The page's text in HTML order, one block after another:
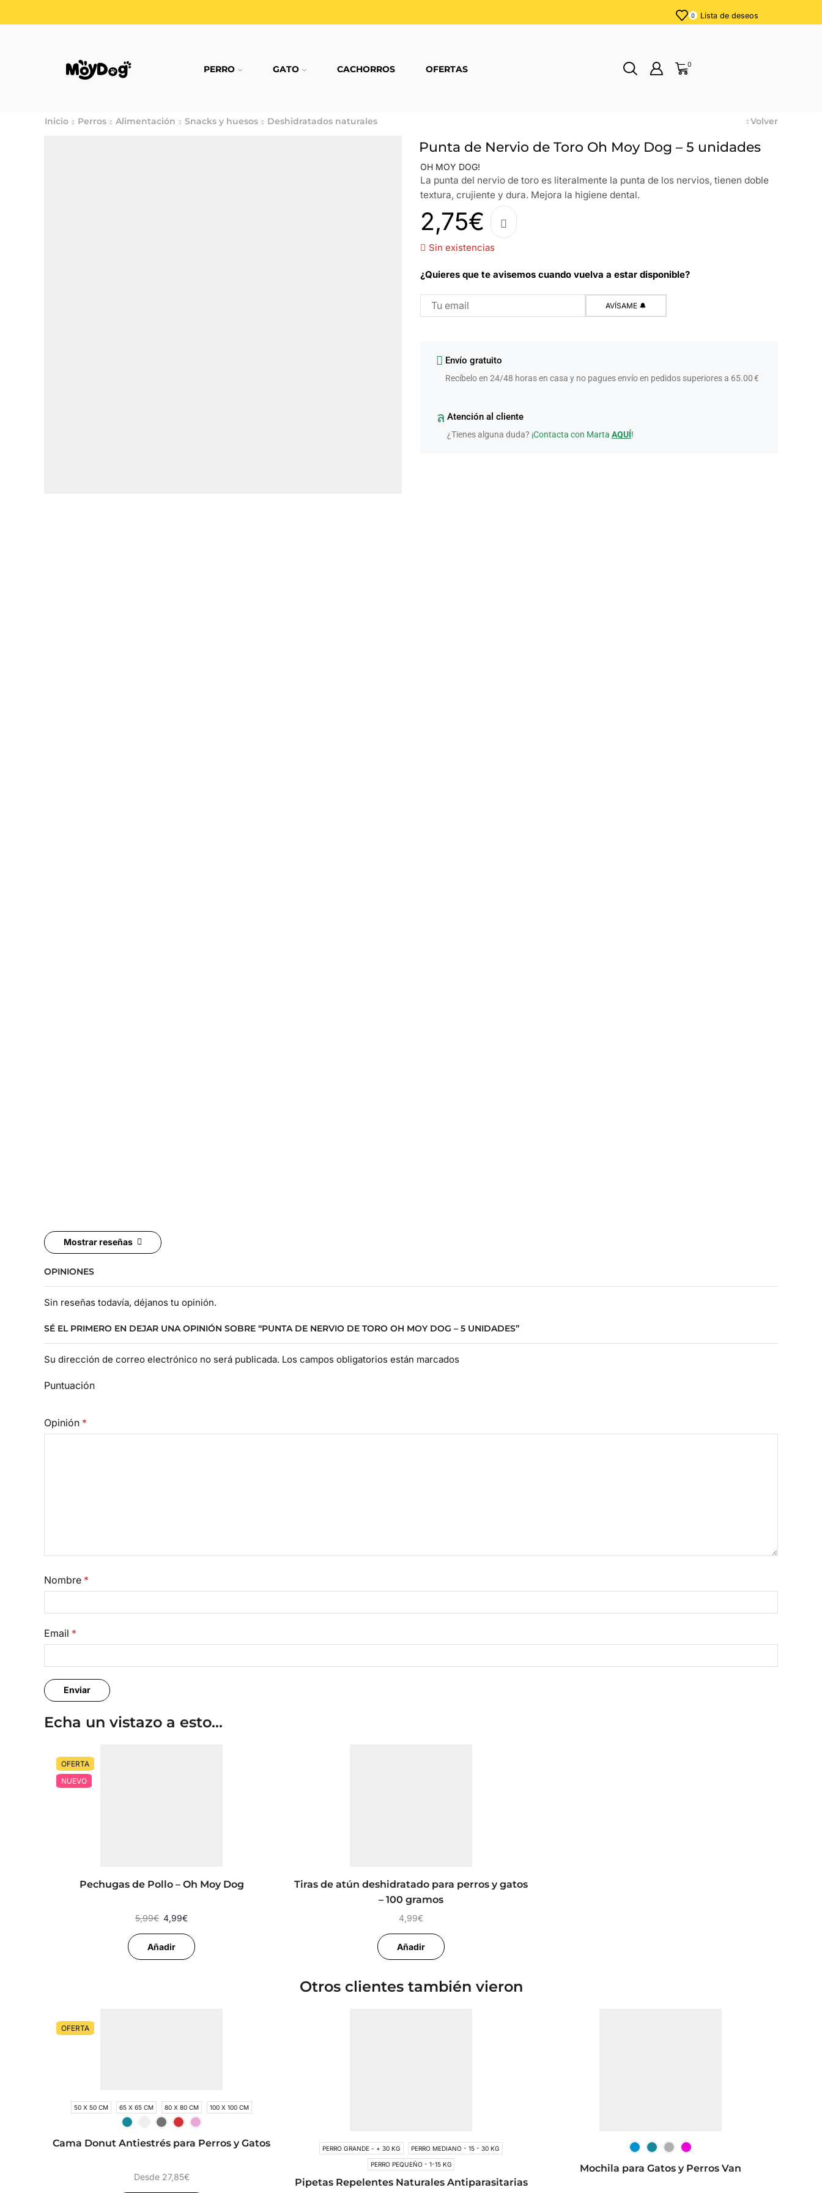
0 Lista de deseos
PERRO GATO CACHORROS OFERTAS 0
Inicio Perros Alimentación Snacks y huesos Deshidratados naturales Volver
Punta de Nervio de Toro Oh Moy Dog – 5 unidades
OH MOY DOG!
La punta del nervio de toro es literalmente la punta de los nervios, tienen doble
textura, crujiente y dura. Mejora la higiene dental.
2,75€
Sin existencias
¿Quieres que te avisemos cuando vuelva a estar disponible?
Envío gratuito
Recíbelo en 24/48 horas en casa y no pagues envío en pedidos superiores a 65.00 €
Atención al cliente
¿Tienes alguna duda? ¡Contacta con Marta AQUÍ!
Mostrar reseñas
OPINIONES
Sin reseñas todavía, déjanos tu opinión.
SÉ EL PRIMERO EN DEJAR UNA OPINIÓN SOBRE “PUNTA DE NERVIO DE TORO OH MOY DOG – 5 UNIDADES”
Su dirección de correo electrónico no será publicada. Los campos obligatorios están marcados
Puntuación
Opinión *
Nombre *
Email *
Echa un vistazo a esto...
OFERTA
NUEVO
Pechugas de Pollo – Oh Moy Dog
5,99€ 4,99€
Añadir
Tiras de atún deshidratado para perros y gatos
– 100 gramos
4,99€
Añadir
Otros clientes también vieron
OFERTA
50 X 50 CM 65 X 65 CM 80 X 80 CM 100 X 100 CM
Cama Donut Antiestrés para Perros y Gatos
Desde 27,85€
PERRO GRANDE - + 30 KG PERRO MEDIANO - 15 - 30 KG
PERRO PEQUEÑO - 1-15 KG
Pipetas Repelentes Naturales Antiparasitarias
Mochila para Gatos y Perros Van